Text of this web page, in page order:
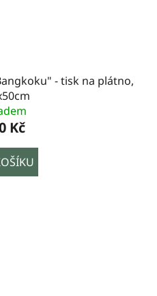
- tisk na plátno,
Kč